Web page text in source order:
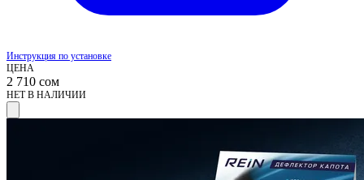
Инструкция по установке
ЦЕНА
2 710 сом
НЕТ В НАЛИЧИИ